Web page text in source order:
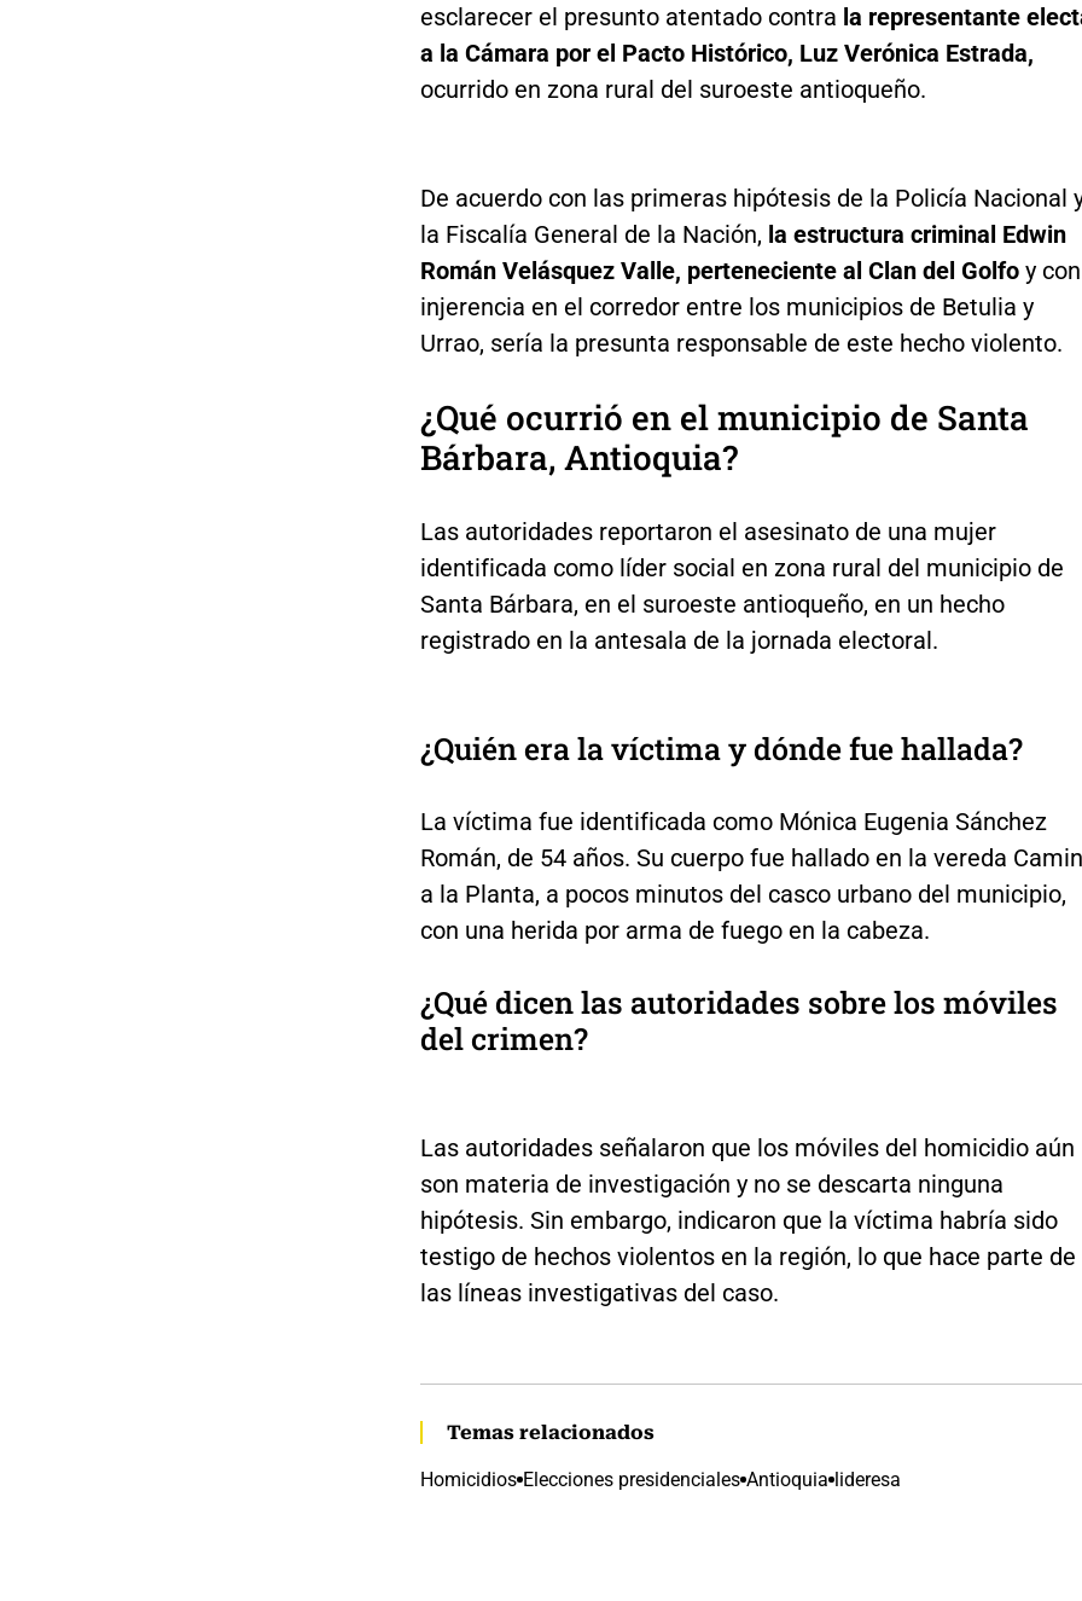
esclarecer el presunto atentado contra la representante
a la Cámara por el Pacto Histórico, Luz Verónica Estrada,
ocurrido en zona rural del suroeste antioqueño.
De acuerdo con las primeras hipótesis de la Policía Nacional
la Fiscalía General de la Nación, la estructura criminal Edwin
Román Velásquez Valle, perteneciente al Clan del Golfoy con
injerencia en el corredor entre los municipios de Betulia y
Urrao, sería la presunta responsable de este hecho violento.
¿Qué ocurrió en el municipio de Santa
Bárbara, Antioquia?
Las autoridades reportaron el asesinato de una mujer
identificada como líder social en zona rural del municipio de
Santa Bárbara, en el suroeste antioqueño, en un hecho
registrado en la antesala de la jornada electoral.
¿Quién era la víctima y dónde fue hallada?
La víctima fue identificada como Mónica Eugenia Sánchez
Román, de 54 años. Su cuerpo fue hallado en la vereda
a la Planta, a pocos minutos del casco urbano del municipio,
con una herida por arma de fuego en la cabeza.
¿Qué dicen las autoridades sobre los móviles
del crimen?
Las autoridades señalaron que los móviles del homicidio aún
son materia de investigación y no se descarta ninguna
hipótesis. Sin embargo, indicaron que la víctima habría sido
testigo de hechos violentos en la región, lo que hace parte de
las líneas investigativas del caso.
Temas relacionados
Homicidios Elecciones presidenciales Antioquia lideresa